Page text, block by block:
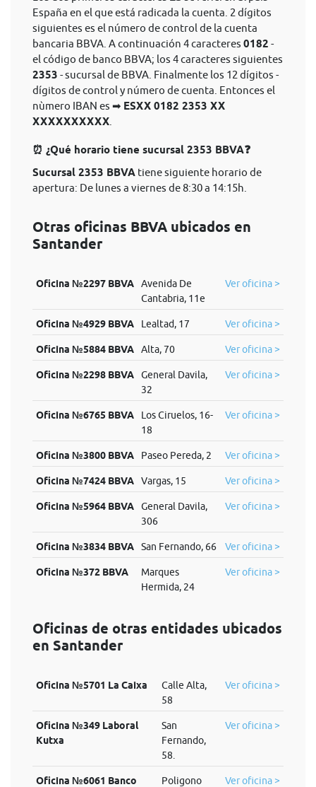
España en el que está radicada la cuenta. 2 dígitos
siguientes es el número de control de la cuenta
bancaria BBVA. A continuación 4 caracteres 0182 -
el código de banco BBVA; los 4 caracteres siguientes
2353 - sucursal de BBVA. Finalmente los 12 dígitos -
dígitos de control y número de cuenta. Entonces el
nùmero IBAN es ➡ ESXX 0182 2353 XX
XXXXXXXXXX
⏰ ¿Qué horario tiene sucursal 2353 BBVA❓
Sucursal 2353 BBVA tiene siguiente horario de
apertura: De lunes a viernes de 8:30 a 14:15h.
Otras oficinas BBVA ubicados en
Santander
Oficina №2297 BBVA
Avenida De
Cantabria, 11e
Ver oficina >
Oficina №4929 BBVA Lealtad, 17 Ver oficina >
Oficina №5884 BBVA Alta, 70 Ver oficina >
Oficina №2298 BBVA
General Davila,
32
Ver oficina >
Oficina №6765 BBVA
Los Ciruelos, 16-
18
Ver oficina >
Oficina №3800 BBVA Paseo Pereda, 2 Ver oficina >
Oficina №7424 BBVA Vargas, 15 Ver oficina >
Oficina №5964 BBVA
General Davila,
306
Ver oficina >
Oficina №3834 BBVA San Fernando, 66 Ver oficina >
Oficina №372 BBVA
Marques
Hermida, 24
Ver oficina >
Oficinas de otras entidades ubicados
en Santander
Oficina №5701 La Caixa
Calle Alta,
58
Ver oficina >
Oficina №349 Laboral
Kutxa
San
Fernando,
58.
Ver oficina >
Oficina №6061 Banco
Poligono
Ver oficina >